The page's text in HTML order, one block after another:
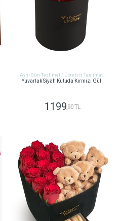
Aynı Gün Teslimat / Ücretsiz Teslimat
Yuvarlak Siyah Kutuda Kırmızı Gül
1199,90 TL